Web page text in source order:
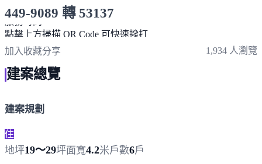
449-9089 轉 53137
服務時間 9:00-17:30
加入收藏分享 1,934 人瀏覽
建案總覽
建案規劃
住
地坪19～29坪面寬4.2米戶數6戶